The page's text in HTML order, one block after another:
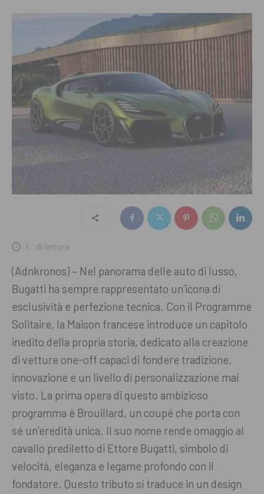
1 ' di lettura
(Adnkronos) – Nel panorama delle auto di lusso,
Bugatti ha sempre rappresentato un’icona di
esclusività e perfezione tecnica. Con il Programme
Solitaire, la Maison francese introduce un capitolo
inedito della propria storia, dedicato alla creazione
di vetture one-off capaci di fondere tradizione,
innovazione e un livello di personalizzazione mai
visto. La prima opera di questo ambizioso
programma è Brouillard, un coupé che porta con
sé un’eredità unica. Il suo nome rende omaggio al
cavallo prediletto di Ettore Bugatti, simbolo di
velocità, eleganza e legame profondo con il
fondatore. Questo tributo si traduce in un design